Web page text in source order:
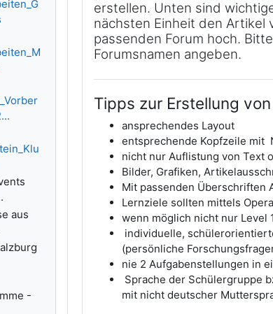
erstellen. Unten sind
nächsten Einheit den Artikel
passenden Forum hoch.
Forumsnamen angeben.
Tipps zur Erstellung
ansprechendes Layout
entsprechende Kopfzeile mit
nicht nur Auflistung von Text
Bilder, Grafiken,
Mit passenden Überschriften
Lernziele sollten mittels
wenn möglich nicht nur Level
individuelle,
(persönliche
nie 2 Aufgabenstellungen in
Sprache der Schülergruppe
mit nicht deutscher
aus
-